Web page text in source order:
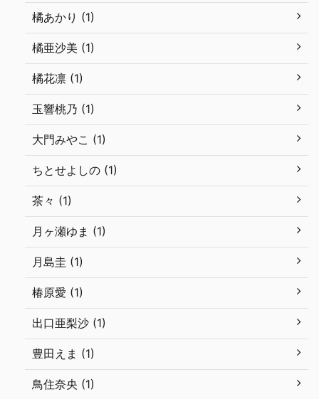
橘あかり (1)
橘亜沙美 (1)
橘花凛 (1)
玉響桃乃 (1)
大門みやこ (1)
ちとせよしの (1)
茶々 (1)
月ヶ瀬ゆま (1)
月島圭 (1)
椿原愛 (1)
出口亜梨沙 (1)
豊田えま (1)
鳥住奈央 (1)